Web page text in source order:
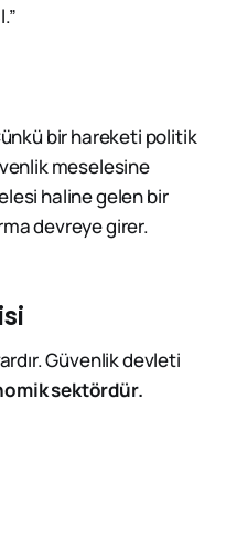
bir hareketi politik
meselesine
haline gelen bir
devreye girer.
Güvenlik devleti
sektördür.